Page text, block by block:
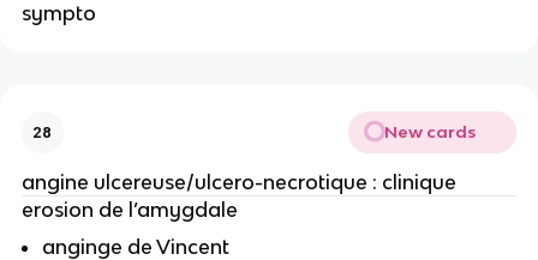
sympto
28 New cards
angine ulcereuse/ulcero-necrotique : clinique
erosion de l’amygdale
anginge de Vincent